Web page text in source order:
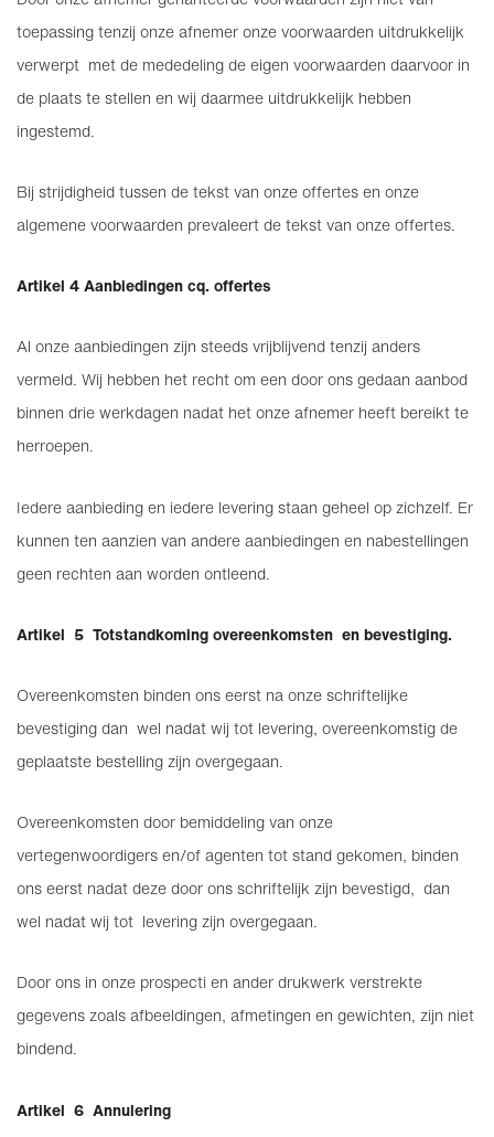
toepassing tenzij onze afnemer onze voorwaarden uitdrukkelijk
verwerpt met de mededeling de eigen voorwaarden daarvoor in
de plaats te stellen en wij daarmee uitdrukkelijk hebben
ingestemd.
Bij strijdigheid tussen de tekst van onze offertes en onze
algemene voorwaarden prevaleert de tekst van onze offertes.
Artikel 4 Aanbiedingen cq. offertes
Al onze aanbiedingen zijn steeds vrijblijvend tenzij anders
vermeld. Wij hebben het recht om een door ons gedaan aanbod
binnen drie werkdagen nadat het onze afnemer heeft bereikt te
herroepen.
Iedere aanbieding en iedere levering staan geheel op zichzelf. Er
kunnen ten aanzien van andere aanbiedingen en nabestellingen
geen rechten aan worden ontleend.
Artikel 5 Totstandkoming overeenkomsten en bevestiging.
Overeenkomsten binden ons eerst na onze schriftelijke
bevestiging dan wel nadat wij tot levering, overeenkomstig de
geplaatste bestelling zijn overgegaan.
Overeenkomsten door bemiddeling van onze
vertegenwoordigers en/of agenten tot stand gekomen, binden
ons eerst nadat deze door ons schriftelijk zijn bevestigd, dan
wel nadat wij tot levering zijn overgegaan.
Door ons in onze prospecti en ander drukwerk verstrekte
gegevens zoals afbeeldingen, afmetingen en gewichten, zijn niet
bindend.
Artikel 6 Annulering